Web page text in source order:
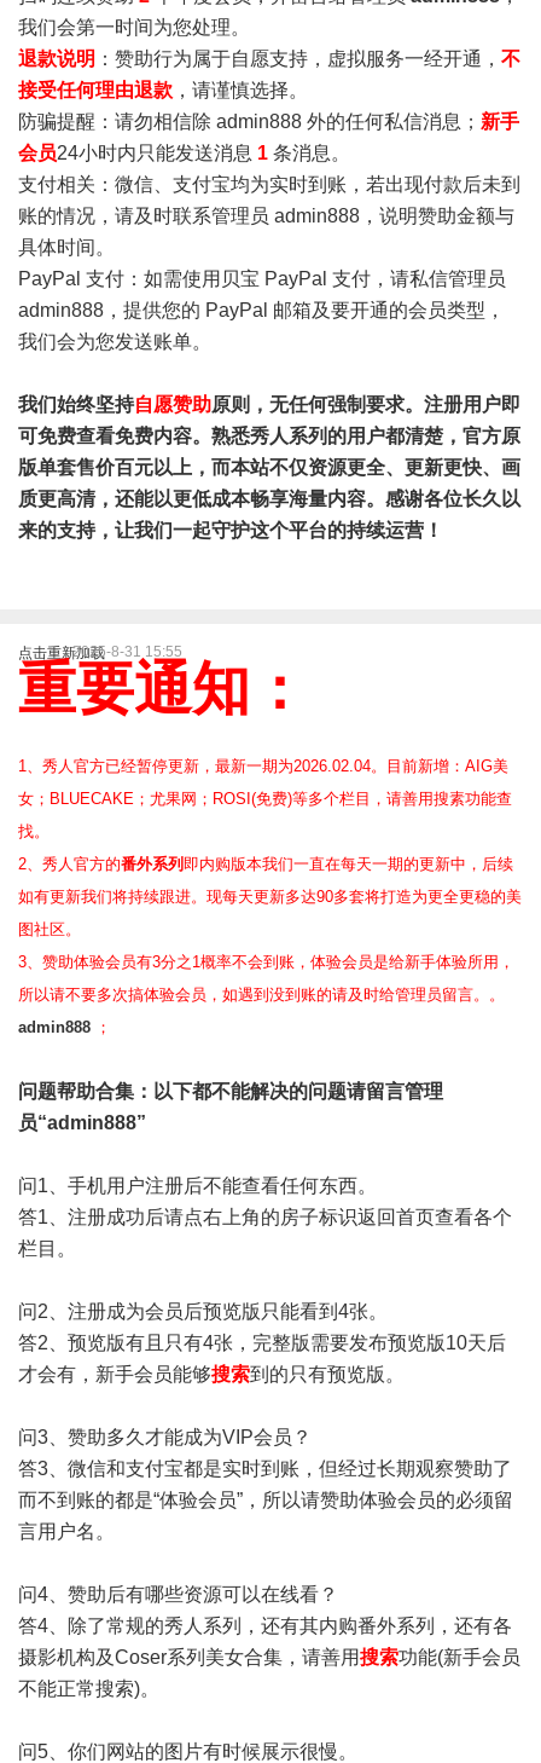
我们会第一时间为您处理。
退款说明 ：赞助行为属于自愿支持，虚拟服务一经开通， 不
接受任何理由退款 ，请谨慎选择。
防骗提醒：请勿相信除 admin888 外的任何私信消息； 新手
会员24小时内只能发送消息 1 条消息。
支付相关：微信、支付宝均为实时到账，若出现付款后未到
账的情况，请及时联系管理员 admin888，说明赞助金额与
具体时间。
PayPal 支付：如需使用贝宝 PayPal 支付，请私信管理员
admin888，提供您的 PayPal 邮箱及要开通的会员类型，
我们会为您发送账单。
我们始终坚持自愿赞助原则，无任何强制要求。注册用户即
可免费查看免费内容。熟悉秀人系列的用户都清楚，官方原
版单套售价百元以上，而本站不仅资源更全、更新更快、画
质更高清，还能以更低成本畅享海量内容。感谢各位长久以
来的支持，让我们一起守护这个平台的持续运营！
点击重新加载2025-8-31 15:55
重要通知：
1、秀人官方已经暂停更新，最新一期为2026.02.04。目前新增：AIG美
女；BLUECAKE；尤果网；ROSI(免费)等多个栏目，请善用搜素功能查
找。
2、 秀人官方的番外系列 即内购版本我们一直在每天一期的更新中，后续
如有更新我们将持续跟进。现每天更新多达90多套将打造为更全更稳的美
图社区。
3、赞助体验会员有3分之1概率不会到账，体验会员是给新手体验所用，
所以请不要多次搞体验会员，如遇到没到账的请及时给管理员留言。。
admin888 ；
问题帮助合集 ：以下都不能解决的问题请留言管理
员“admin888”
问1、手机用户注册后不能查看任何东西。
答1、注册成功后请点右上角的房子标识返回首页查看各个
栏目。
问2、注册成为会员后预览版只能看到4张。
答2、预览版有且只有4张，完整版需要发布预览版10天后
才会有，新手会员能够搜索到的只有预览版。
问3、赞助多久才能成为VIP会员？
答3、微信和支付宝都是实时到账，但经过长期观察赞助了
而不到账的都是“体验会员”，所以请赞助体验会员的必须留
言用户名。
问4、赞助后有哪些资源可以在线看？
答4、除了常规的秀人系列，还有其内购番外系列，还有各
摄影机构及Coser系列美女合集，请善用搜索功能(新手会员
不能正常搜索)。
问5、你们网站的图片有时候展示很慢。